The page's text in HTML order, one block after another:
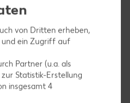
von Dritten erheben,
und ein Zugriff auf
Partner (u.a. als
Statistik-Erstellung
insgesamt4